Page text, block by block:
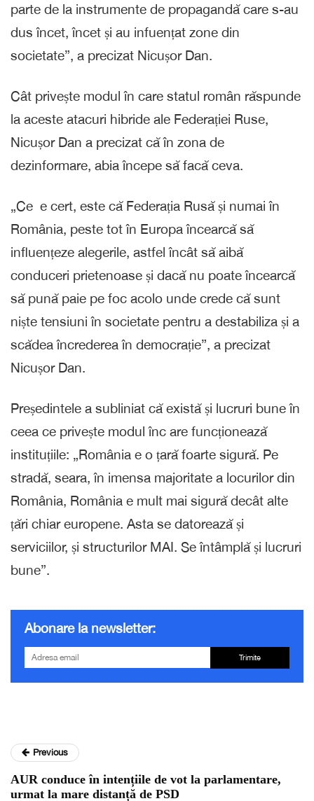
parte de la instrumente de propagandă care s-au
dus încet, încet și au infuențat zone din
societate”, a precizat Nicușor Dan.
Cât privește modul în care statul român răspunde
la aceste atacuri hibride ale Federației Ruse,
Nicușor Dan a precizat că în zona de
dezinformare, abia începe să facă ceva.
„Ce e cert, este că Federația Rusă și numai în
România, peste tot în Europa încearcă să
influențeze alegerile, astfel încât să aibă
conduceri prietenoase și dacă nu poate încearcă
să pună paie pe foc acolo unde crede că sunt
niște tensiuni în societate pentru a destabiliza și a
scădea încrederea în democrație”, a precizat
Nicușor Dan.
Președintele a subliniat că există și lucruri bune în
ceea ce privește modul înc are funcționează
instituțiile: „România e o țară foarte sigură. Pe
stradă, seara, în imensa majoritate a locurilor din
România, România e mult mai sigură decât alte
țări chiar europene. Asta se datorează și
serviciilor, și structurilor MAI. Se întâmplă și lucruri
bune”.
Abonare la newsletter:
Trimite
Previous
AUR conduce în intențiile de vot la parlamentare,
urmat la mare distanță de PSD